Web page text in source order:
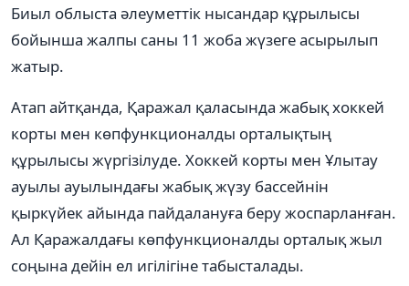
Биыл облыста әлеуметтік нысандар құрылысы
бойынша жалпы саны 11 жоба жүзеге асырылып
жатыр.
Атап айтқанда, Қаражал қаласында жабық хоккей
корты мен көпфункционалды орталықтың
құрылысы жүргізілуде. Хоккей корты мен Ұлытау
ауылы ауылындағы жабық жүзу бассейнін
қыркүйек айында пайдалануға беру жоспарланған.
Ал Қаражалдағы көпфункционалды орталық жыл
соңына дейін ел игілігіне табысталады.